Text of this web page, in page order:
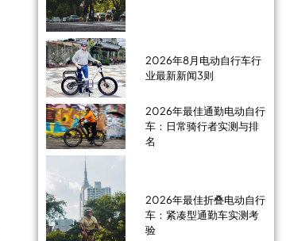
2026年8月电动自行车行
业最新新闻3则
2026年最佳通勤电动自行
车：日常骑行者实测与排
名
2026年最佳折叠电动自行
车：紧凑型通勤车实测考
验